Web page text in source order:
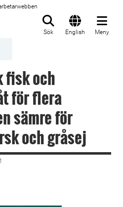
Sök English Meny
fisk och
för flera
sämre för
och gråsej